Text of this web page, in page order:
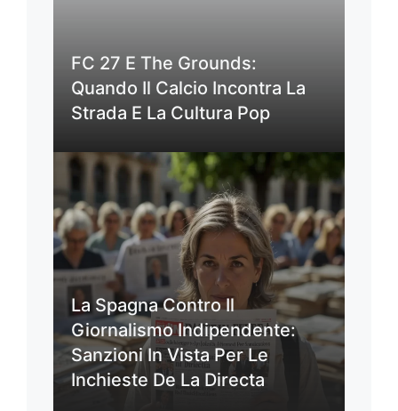
FC 27 E The Grounds:
Quando Il Calcio Incontra La
Strada E La Cultura Pop
La Spagna Contro Il
Giornalismo Indipendente:
Sanzioni In Vista Per Le
Inchieste De La Directa